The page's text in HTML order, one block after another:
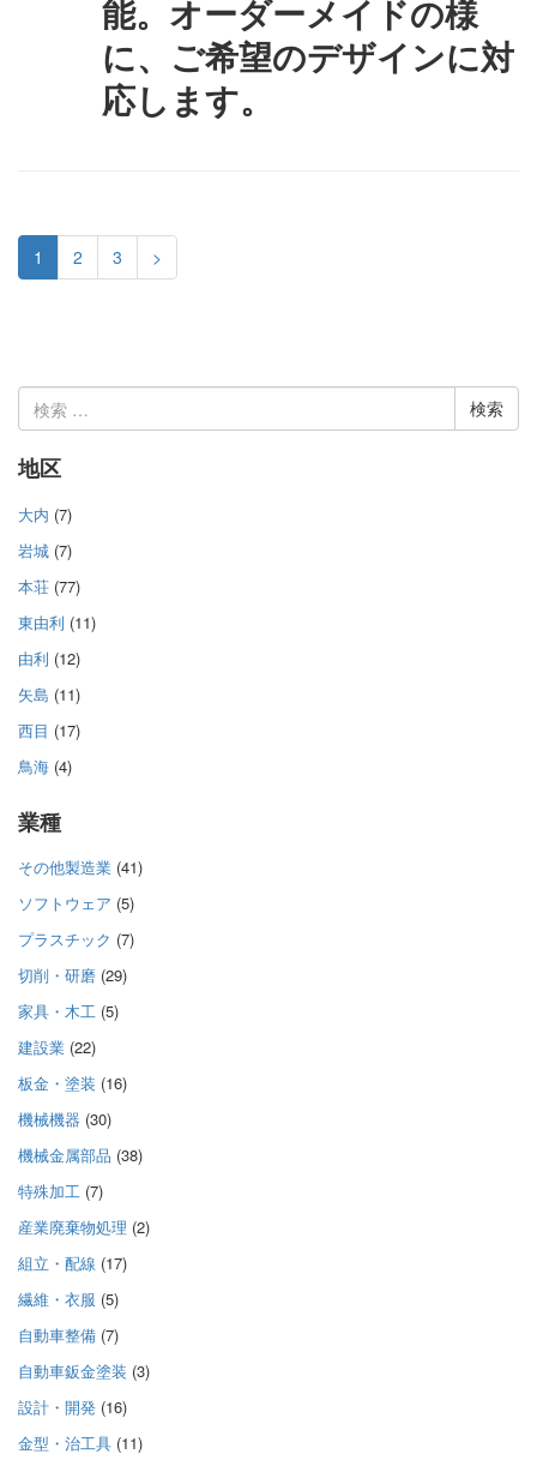
能。オーダーメイドの様
に、ご希望のデザインに対
応します。
1 2 3 >
検
索:
地区
大内 (7)
岩城 (7)
本荘 (77)
東由利 (11)
由利 (12)
矢島 (11)
西目 (17)
鳥海 (4)
業種
その他製造業 (41)
ソフトウェア (5)
プラスチック (7)
切削・研磨 (29)
家具・木工 (5)
建設業 (22)
板金・塗装 (16)
機械機器 (30)
機械金属部品 (38)
特殊加工 (7)
産業廃棄物処理 (2)
組立・配線 (17)
繊維・衣服 (5)
自動車整備 (7)
自動車鈑金塗装 (3)
設計・開発 (16)
金型・治工具 (11)